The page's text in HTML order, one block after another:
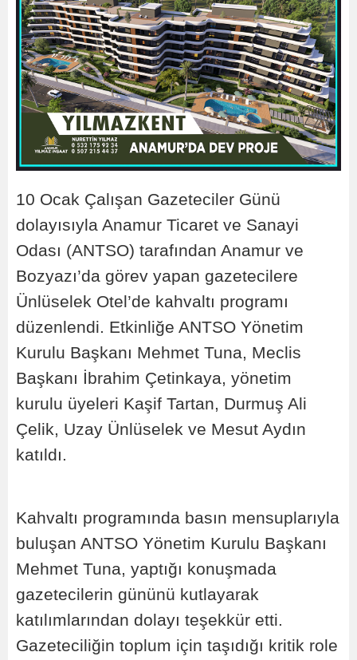
10 Ocak Çalışan Gazeteciler Günü
dolayısıyla Anamur Ticaret ve Sanayi
Odası (ANTSO) tarafından Anamur ve
Bozyazı’da görev yapan gazetecilere
Ünlüselek Otel’de kahvaltı programı
düzenlendi. Etkinliğe ANTSO Yönetim
Kurulu Başkanı Mehmet Tuna, Meclis
Başkanı İbrahim Çetinkaya, yönetim
kurulu üyeleri Kaşif Tartan, Durmuş Ali
Çelik, Uzay Ünlüselek ve Mesut Aydın
katıldı.
Kahvaltı programında basın mensuplarıyla
buluşan ANTSO Yönetim Kurulu Başkanı
Mehmet Tuna, yaptığı konuşmada
gazetecilerin gününü kutlayarak
katılımlarından dolayı teşekkür etti.
Gazeteciliğin toplum için taşıdığı kritik role